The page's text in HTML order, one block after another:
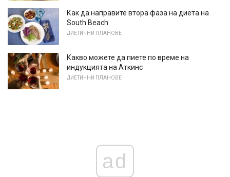
Как да направите втора фаза на диета на
South Beach
ДИЕТИЧНИ ПЛАНОВЕ
Какво можете да пиете по време на
индукцията на Аткинс
ДИЕТИЧНИ ПЛАНОВЕ
ad